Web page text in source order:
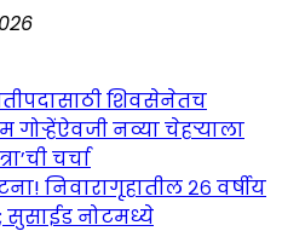
शिवसेनेतच
नव्या चेहऱ्याला
चर्चा
निवारागृहातील २६ वर्षीय
सुसाईड नोटमध्ये